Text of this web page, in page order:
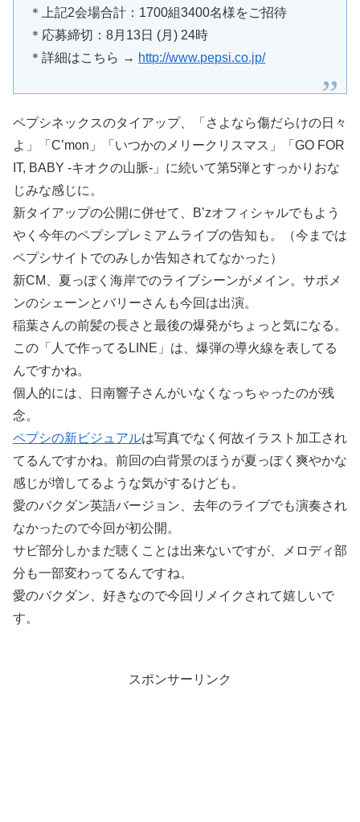
＊上記2会場合計：1700組3400名様をご招待
＊応募締切：8月13日 (月) 24時
＊詳細はこちら → http://www.pepsi.co.jp/
ペプシネックスのタイアップ、「さよなら傷だらけの日々
よ」「C’mon」「いつかのメリークリスマス」「GO FOR
IT, BABY -キオクの山脈-」に続いて第5弾とすっかりおな
じみな感じに。
新タイアップの公開に併せて、B’zオフィシャルでもよう
やく今年のペプシプレミアムライブの告知も。（今までは
ペプシサイトでのみしか告知されてなかった）
新CM、夏っぽく海岸でのライブシーンがメイン。サポメ
ンのシェーンとバリーさんも今回は出演。
稲葉さんの前髪の長さと最後の爆発がちょっと気になる。
この「人で作ってるLINE」は、爆弾の導火線を表してる
んですかね。
個人的には、日南響子さんがいなくなっちゃったのが残
念。
ペプシの新ビジュアルは写真でなく何故イラスト加工され
てるんですかね。前回の白背景のほうが夏っぽく爽やかな
感じが増してるような気がするけども。
愛のバクダン英語バージョン、去年のライブでも演奏され
なかったので今回が初公開。
サビ部分しかまだ聴くことは出来ないですが、メロディ部
分も一部変わってるんですね。
愛のバクダン、好きなので今回リメイクされて嬉しいで
す。
スポンサーリンク